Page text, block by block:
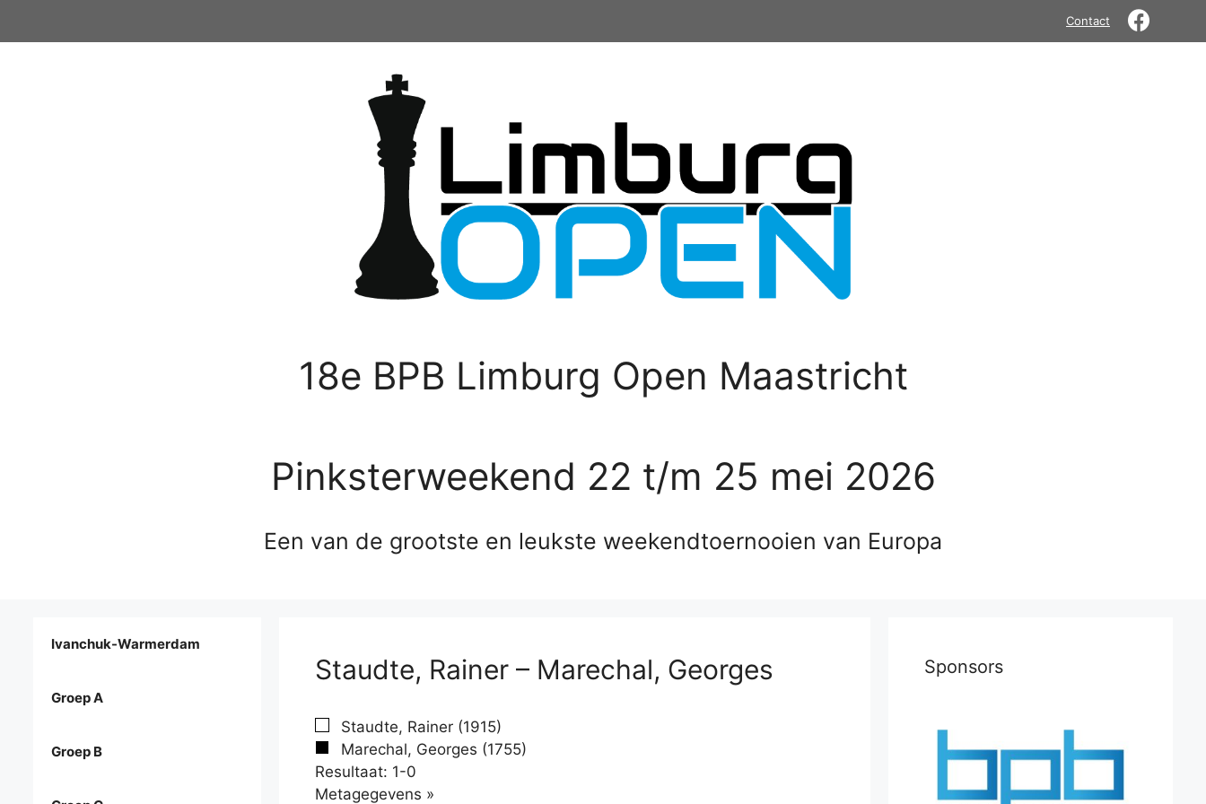
Contact
18e BPB Limburg Open Maastricht
Pinksterweekend 22 t/m 25 mei 2026
Een van de grootste en leukste weekendtoernooien van Europa
Staudte, Rainer – Marechal, Georges
Staudte, Rainer (1915)
Marechal, Georges (1755)
Resultaat: 1-0
Metagegevens »
Ivanchuk-Warmerdam
Groep A
Groep B
Sponsors